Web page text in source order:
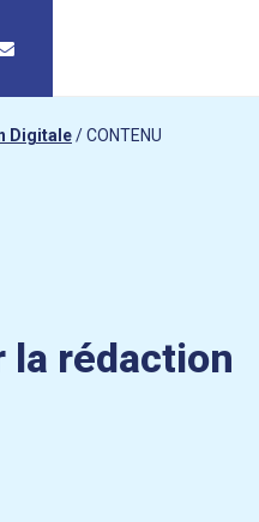
Digitale/CONTENU
la rédaction